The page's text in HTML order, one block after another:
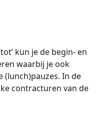
kun je de begin- en
waarbij je ook
In de
contracturen van de